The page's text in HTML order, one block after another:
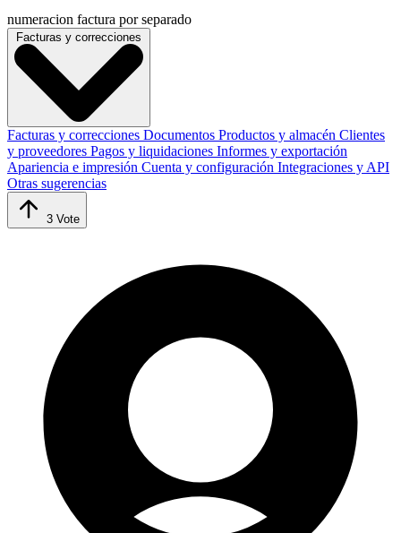
numeracion factura por separado
Facturas y correcciones
Facturas y correcciones Documentos Productos y almacén Clientes
y proveedores Pagos y liquidaciones Informes y exportación
Apariencia e impresión Cuenta y configuración Integraciones y API
Otras sugerencias
3 Vote